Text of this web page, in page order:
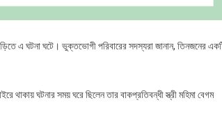
এ ঘটনা ঘটে। ভুক্তভোগী পরিবারের সদস্যরা জানান, তিনজনের
থাকায় ঘটনার সময় ঘরে ছিলেন তার বাকপ্রতিবন্ধী স্ত্রী মহিমা বেগম